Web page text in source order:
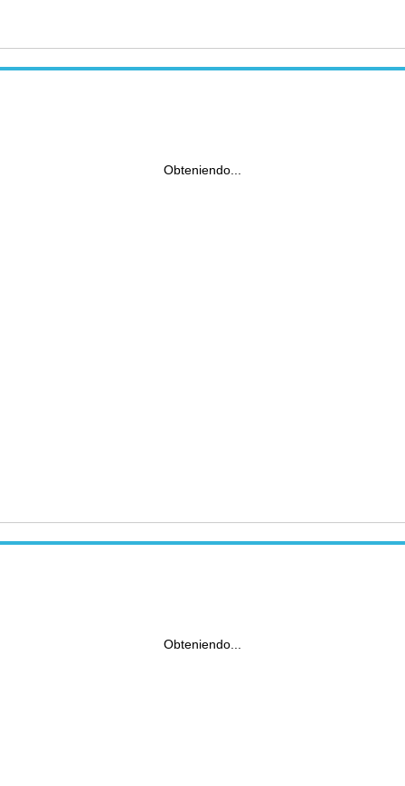
Obteniendo...
Obteniendo...